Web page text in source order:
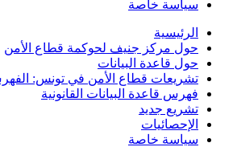
سياسة خاصة
الرئيسية
حول مركز جنيف لحوكمة قطاع الأمن
حول قاعدة البيانات
تشريعات قطاع الأمن في تونس: الفهرس 1956-
فهرس قاعدة البيانات القانونية
تشريع جديد
الإحصائيات
سياسة خاصة